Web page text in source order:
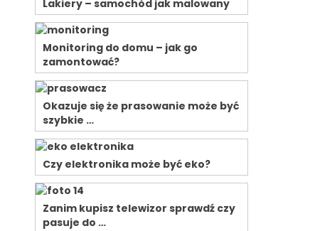
Lakiery – samochód jak malowany
Monitoring do domu – jak go
zamontować?
Okazuje się że prasowanie może być
szybkie …
Czy elektronika może być eko?
Zanim kupisz telewizor sprawdź czy
pasuje do …